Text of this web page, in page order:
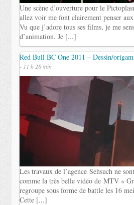
Une scène d’ouverture pour le
allez voir me font clairement penser
Vu que j’adore tous ses films, je me
d’animation. Je [...]
Red Bull BC One 2011 – Dessin/
- 11 h 28 min
Les travaux de l’agence Sehsuch ne
comme la très belle vidéo de MTV «
regroupe sous forme de battle les 16
Cette [...]